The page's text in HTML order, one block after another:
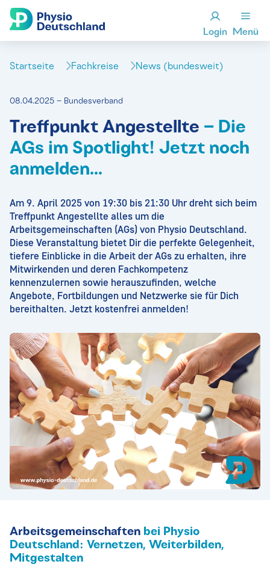
Login Menü
Startseite Fachkreise News (bundesweit)
08.04.2025 – Bundesverband
Treffpunkt Angestellte – Die
AGs im Spotlight! Jetzt noch
anmelden...
Am 9. April 2025 von 19:30 bis 21:30 Uhr dreht sich beim
Treffpunkt Angestellte alles um die
Arbeitsgemeinschaften (AGs) von Physio Deutschland.
Diese Veranstaltung bietet Dir die perfekte Gelegenheit,
tiefere Einblicke in die Arbeit der AGs zu erhalten, ihre
Mitwirkenden und deren Fachkompetenz
kennenzulernen sowie herauszufinden, welche
Angebote, Fortbildungen und Netzwerke sie für Dich
bereithalten. Jetzt kostenfrei anmelden!
Arbeitsgemeinschaften bei Physio
Deutschland: Vernetzen, Weiterbilden,
Mitgestalten